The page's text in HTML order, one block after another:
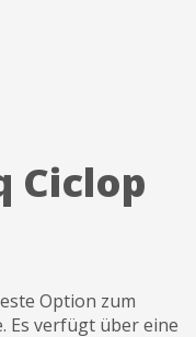
Ciclop
Option zum
Es verfügt über eine